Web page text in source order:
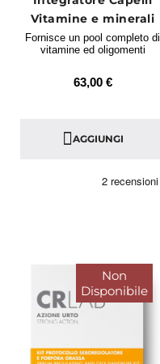
Vitamine e minerali
Fornisce un pool completo di
vitamine ed oligomenti
63,00 €
AGGIUNGI
Non
Disponibile